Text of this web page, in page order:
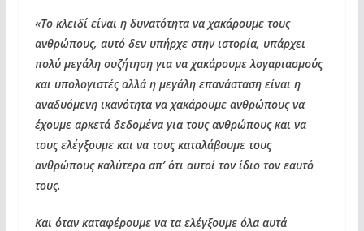
«Το κλειδί είναι η δυνατότητα να χακάρουμε τους
ανθρώπους, αυτό δεν υπήρχε στην ιστορία, υπάρχει
πολύ μεγάλη συζήτηση για να χακάρουμε λογαριασμούς
και υπολογιστές αλλά η μεγάλη επανάσταση είναι η
αναδυόμενη ικανότητα να χακάρουμε ανθρώπους να
έχουμε αρκετά δεδομένα για τους ανθρώπους και να
τους ελέγξουμε και να τους καταλάβουμε τους
ανθρώπους καλύτερα απ’ ότι αυτοί τον ίδιο τον εαυτό
τους.
Και όταν καταφέρουμε να τα ελέγξουμε όλα αυτά